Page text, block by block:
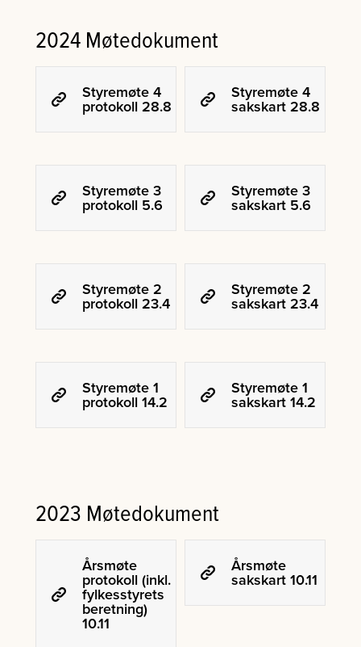
2024 Møtedokument
Styremøte 4
protokoll 28.8
Styremøte 4
sakskart 28.8
Styremøte 3
protokoll 5.6
Styremøte 3
sakskart 5.6
Styremøte 2
protokoll 23.4
Styremøte 2
sakskart 23.4
Styremøte 1
protokoll 14.2
Styremøte 1
sakskart 14.2
2023 Møtedokument
Årsmøte
protokoll (inkl.
fylkesstyrets
beretning)
10.11
Årsmøte
sakskart 10.11